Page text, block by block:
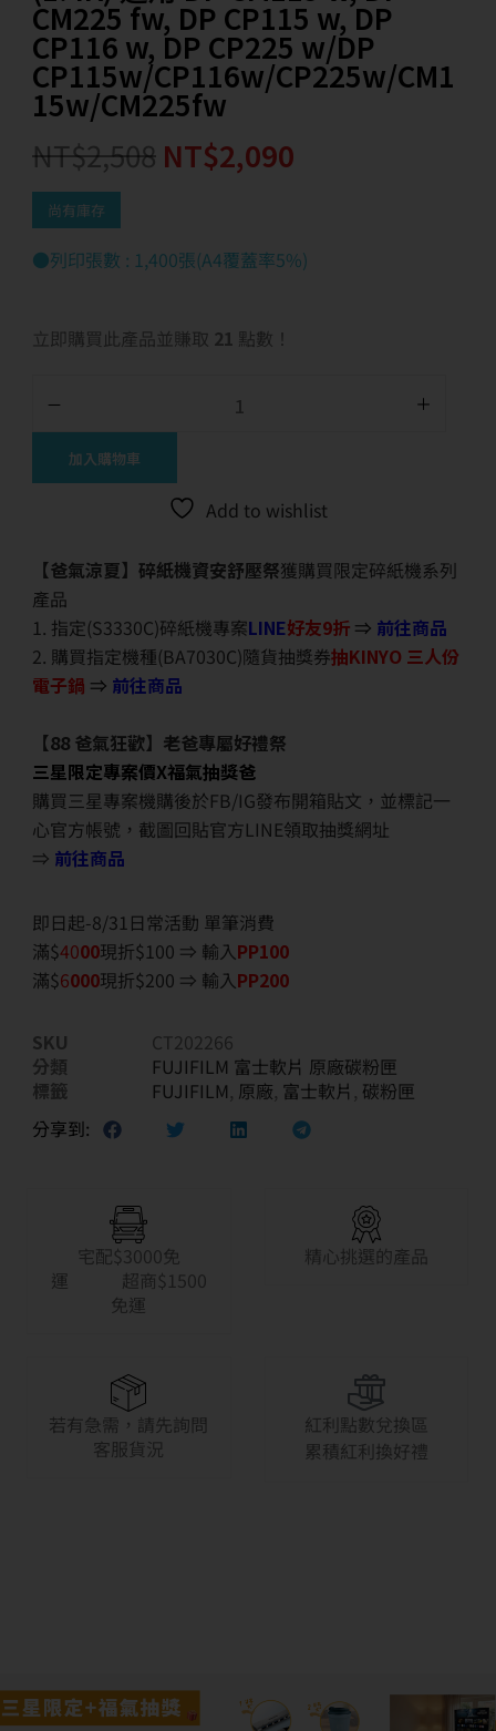
CM225 fw, DP CP115 w, DP
CP116 w, DP CP225 w/DP
CP115w/CP116w/CP225w/CM1
15w/CM225fw
NT$2,508 NT$2,090
尚有庫存
●列印張數 : 1,400張(A4覆蓋率5%)
立即購買此產品並賺取 21 點數！
加入購物車
Add to wishlist
【爸氣涼夏】碎紙機資安舒壓祭獲購買限定碎紙機系列
產品
1. 指定(S3330C)碎紙機專案LINE好友9折 ⇒ 前往商品
2. 購買指定機種(BA7030C)隨貨抽獎券抽KINYO 三人份
電子鍋 ⇒ 前往商品
【88 爸氣狂歡】老爸專屬好禮祭
三星限定專案價X福氣抽獎爸
購買三星專案機購後於FB/IG發布開箱貼文，並標記一
心官方帳號，截圖回貼官方LINE領取抽獎網址
⇒ 前往商品
即日起-8/31日常活動 單筆消費
滿$4000現折$100 ⇒ 輸入PP100
滿$6000現折$200 ⇒ 輸入PP200
SKU
CT202266
分類
FUJIFILM 富士軟片 原廠碳粉匣
標籤
FUJIFILM, 原廠, 富士軟片 , 碳粉匣
分享到:
宅配$3000免
運 超商$1500
免運
精心挑選的產品
若有急需，請先詢問
客服貨況
紅利點數兌換區
累積紅利換好禮